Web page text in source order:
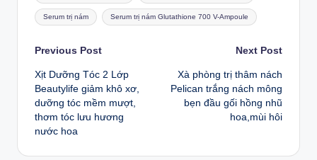
Serum trị nám Serum trị nám Glutathione 700 V-Ampoule
Post
navigation
Previous Post
Xịt Dưỡng Tóc 2 Lớp
Beautylife giảm khô xơ,
dưỡng tóc mềm mượt,
thơm tóc lưu hương
nước hoa
Next Post
Xà phòng trị thâm nách
Pelican trắng nách mông
bẹn đầu gối hồng nhũ
hoa,mùi hôi